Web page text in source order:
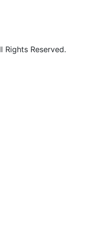
Rights Reserved.